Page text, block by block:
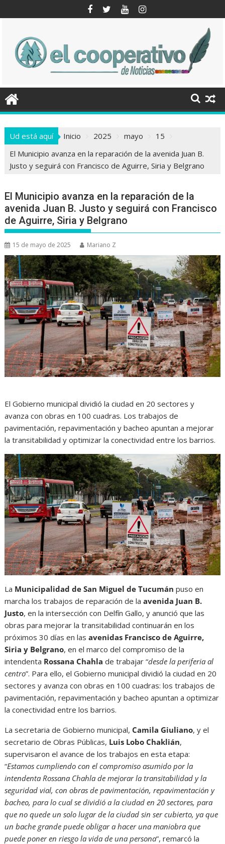
al
Ud está aquí Inicio 2025 mayo
15
El Municipio avanza en la reparación de la avenida Juan B.
Justo y seguirá con Francisco de Aguirre, Siria y Belgrano
El Municipio avanza en la reparación de la
avenida Juan B. Justo y seguirá con Francisco
de Aguirre, Siria y Belgrano
15 de mayo de 2025 Mariano Z
El Gobierno municipal dividió la ciudad en 20 sectores y
avanza con obras en 100 cuadras. Los trabajos de
pavimentación, repavimentación y bacheo apuntan a mejorar
la transitabilidad y optimizar la conectividad entre los barrios.
La Municipalidad de San Miguel de Tucumán puso en
marcha los trabajos de reparación de laavenida Juan B.
Justo, en la intersección con Delfín Gallo, y anunció que las
obras para mejorar la transitabilidad continuarán en los
próximos 30 días en lasavenidas Francisco de Aguirre,
Siria y Belgrano, en el marco del compromiso de la
intendenta Rossana Chahla de trabajar “desde la periferia al
centro”. Para ello, el Gobierno municipal dividió la ciudad en 20
sectores y avanza con obras en 100 cuadras: los trabajos de
pavimentación, repavimentación y bacheo apuntan a optimizar
la conectividad entre los barrios.
La secretaria de Gobierno municipal, Camila Giuliano, y el
secretario de Obras Públicas, Luis Lobo Chaklián,
supervisaron el avance de los trabajos en esta etapa:
“Estamos cumpliendo con el compromiso asumido por la
intendenta Rossana Chahla de mejorar la transitabilidad y la
seguridad vial, con obras de pavimentación, repavimentación y
bacheo, para lo cual se dividió a la ciudad en 20 sectores, para
que no quede un solo lugar de la ciudad sin ser cubierto, ya que
un bache grande puede obligar a hacer una maniobra que
puede poner en riesgo la vida de una persona”, remarcó la